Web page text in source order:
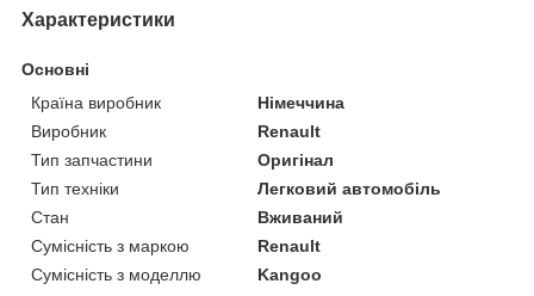
Характеристики
Основні
Країна виробник
Німеччина
Виробник
Renault
Тип запчастини
Оригінал
Тип техніки
Легковий автомобіль
Стан
Вживаний
Сумісність з маркою
Renault
Сумісність з моделлю
Kangoo